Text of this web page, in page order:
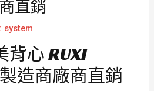
直銷
system
背心 RUXI
造商廠商直銷